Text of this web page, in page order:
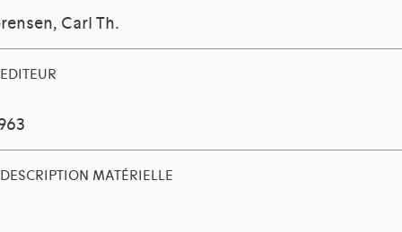
Carl Th.
EDITEUR
DESCRIPTION MATÉRIELLE